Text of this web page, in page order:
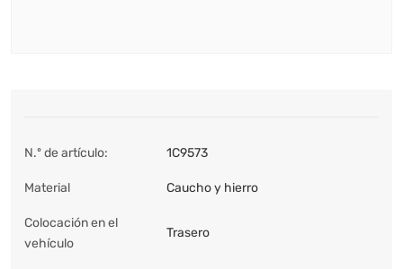
N.º de artículo: 1C9573
Material Caucho y hierro
Colocación en el
vehículo
Trasero